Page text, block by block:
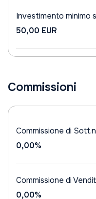
Investimento minimo
50,00 EUR
Commissioni
Commissione di
0,00%
Commissione di
0,00%